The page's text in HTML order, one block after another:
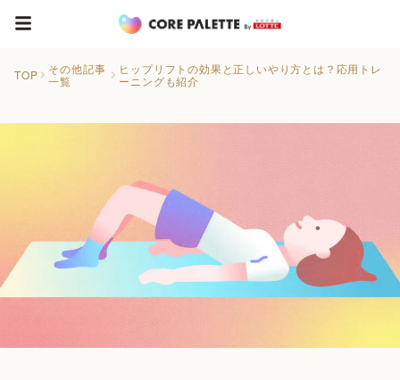
TOP
その他記事
一覧
ヒップリフトの効果と正しいやり方とは？応用トレ
ーニングも紹介